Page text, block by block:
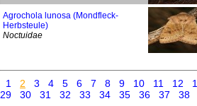
Agrochola lunosa (Mondfleck-
Herbsteule)
Noctuidae
1 2 3 4 5 6 7 8 9 10 11 12
29
30 31 32 33 34 35 36 37 38